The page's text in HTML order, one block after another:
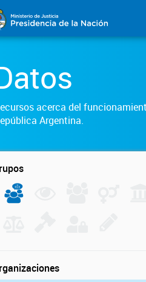
acerca del
Argentina.